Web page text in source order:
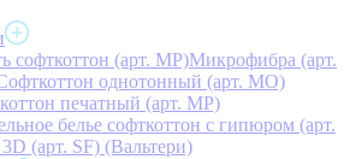
софткоттон (арт. MP)Микрофибра (арт.
однотонный (арт. MO)
печатный (арт. MР)
белье софткоттон с гипюром (арт.
(арт. SF) (Вальтери)